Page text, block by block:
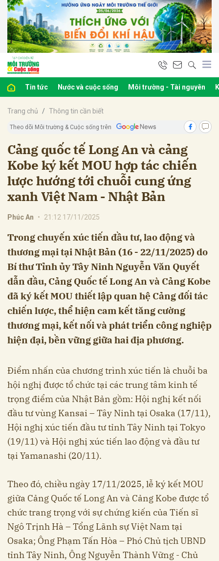
Tin tức Nước và cuộc sống Môi trường - Tài nguyên
Trang chủ Thông tin cần biết
Theo dõi Môi trường & Cuộc sống trên
Cảng quốc tế Long An và cảng
Kobe ký kết MOU hợp tác chiến
lược hướng tới chuỗi cung ứng
xanh Việt Nam - Nhật Bản
Phúc An • 21:12 17/11/2025
Trong chuyến xúc tiến đầu tư, lao động và
thương mại tại Nhật Bản (16 - 22/11/2025) do
Bí thư Tỉnh ủy Tây Ninh Nguyễn Văn Quyết
dẫn đầu, Cảng Quốc tế Long An và Cảng Kobe
đã ký kết MOU thiết lập quan hệ Cảng đối tác
chiến lược, thể hiện cam kết tăng cường
thương mại, kết nối và phát triển công nghiệp
hiện đại, bền vững giữa hai địa phương.
Điểm nhấn của chương trình xúc tiến là chuỗi ba
hội nghị được tổ chức tại các trung tâm kinh tế
trọng điểm của Nhật Bản gồm: Hội nghị kết nối
đầu tư vùng Kansai – Tây Ninh tại Osaka (17/11),
Hội nghị xúc tiến đầu tư tỉnh Tây Ninh tại Tokyo
(19/11) và Hội nghị xúc tiến lao động và đầu tư
tại Yamanashi (20/11).
Theo đó, chiều ngày 17/11/2025, lễ ký kết MOU
giữa Cảng Quốc tế Long An và Cảng Kobe được tổ
chức trang trọng với sự chứng kiến của Tiến sĩ
Ngô Trịnh Hà – Tổng Lãnh sự Việt Nam tại
Osaka; Ông Phạm Tấn Hòa – Phó Chủ tịch UBND
tỉnh Tây Ninh, Ông Nguyễn Thành Vững - Chủ
luận
Hủy